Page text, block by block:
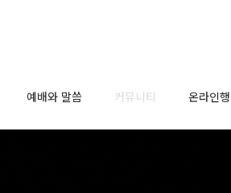
예배와 말씀 커뮤니티 온라인